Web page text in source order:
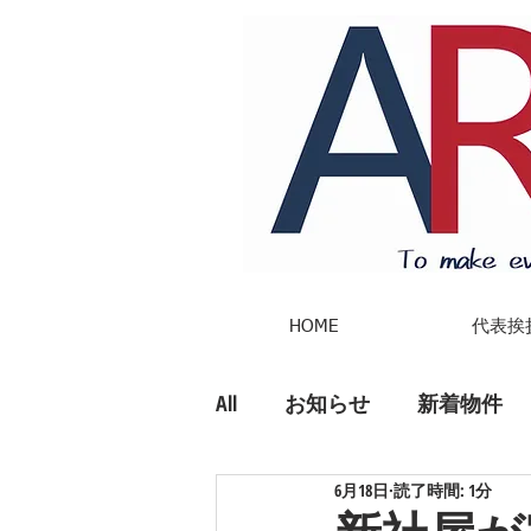
HOME 代表挨
All お知らせ 新着物件
6月18日 読了時間: 1分